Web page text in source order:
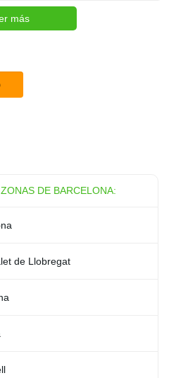
más
DE BARCELONA:
de Llobregat